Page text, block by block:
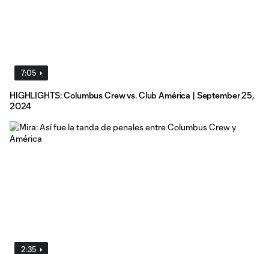
7:05
HIGHLIGHTS: Columbus Crew vs. Club América | September 25,
2024
2:35